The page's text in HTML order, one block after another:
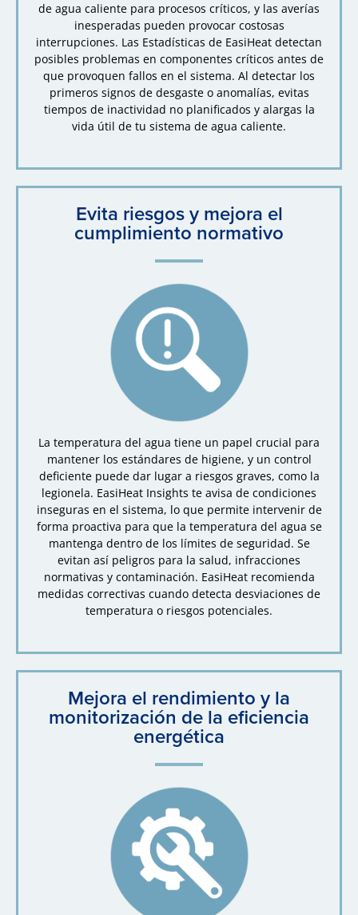
de agua caliente para procesos críticos, y las averías
inesperadas pueden provocar costosas
interrupciones. Las Estadísticas de EasiHeat detectan
posibles problemas en componentes críticos antes de
que provoquen fallos en el sistema. Al detectar los
primeros signos de desgaste o anomalías, evitas
tiempos de inactividad no planificados y alargas la
vida útil de tu sistema de agua caliente.
Evita riesgos y mejora el
cumplimiento normativo
La temperatura del agua tiene un papel crucial para
mantener los estándares de higiene, y un control
deficiente puede dar lugar a riesgos graves, como la
legionela. EasiHeat Insights te avisa de condiciones
inseguras en el sistema, lo que permite intervenir de
forma proactiva para que la temperatura del agua se
mantenga dentro de los límites de seguridad. Se
evitan así peligros para la salud, infracciones
normativas y contaminación. EasiHeat recomienda
medidas correctivas cuando detecta desviaciones de
temperatura o riesgos potenciales.
Mejora el rendimiento y la
monitorización de la eficiencia
energética